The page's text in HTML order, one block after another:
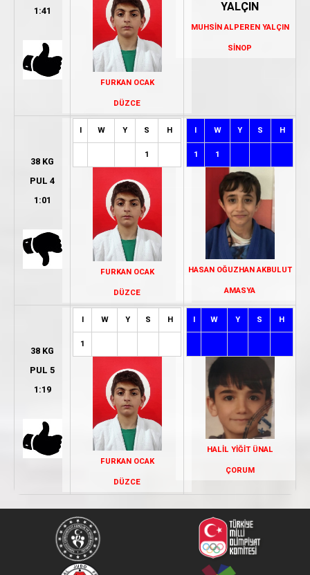
1:41
FURKAN OCAK
DÜZCE
MUHSİN ALPEREN YALÇIN
SİNOP
38 KG
PUL 4
1:01
I W Y S H
1
FURKAN OCAK
DÜZCE
I W Y S H
1 1
HASAN OĞUZHAN AKBULUT
AMASYA
38 KG
PUL 5
1:19
I W Y S H
1
FURKAN OCAK
DÜZCE
I W Y S H
HALİL YİĞİT ÜNAL
ÇORUM